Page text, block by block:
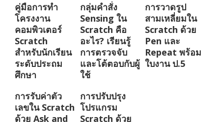
คู่มือการทำ
โครงงาน
คอมพิวเตอร์
Scratch
สำหรับนักเรียน
ระดับประถม
ศึกษา
กลุ่มคำสั่ง
Sensing ใน
Scratch คือ
อะไร? เรียนรู้
การตรวจจับ
และโต้ตอบกับผู้
ใช้
การวาดรูป
สามเหลี่ยมใน
Scratch ด้วย
Pen และ
Repeat พร้อม
ใบงาน ป.5
การรับค่าตัว
เลขใน Scratch
ด้วย Ask and
การปรับปรุง
โปรแกรม
Scratch ด้วย